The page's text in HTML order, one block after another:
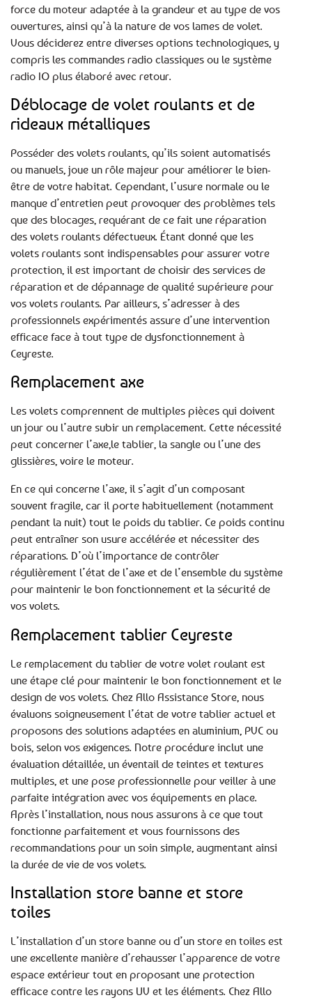
force du moteur adaptée à la grandeur et au type de vos
ouvertures, ainsi qu’à la nature de vos lames de volet.
Vous déciderez entre diverses options technologiques, y
compris les commandes radio classiques ou le système
radio IO plus élaboré avec retour.
Déblocage de volet roulants et de
rideaux métalliques
Posséder des volets roulants, qu’ils soient automatisés
ou manuels, joue un rôle majeur pour améliorer le bien-
être de votre habitat. Cependant, l’usure normale ou le
manque d’entretien peut provoquer des problèmes tels
que des blocages, requérant de ce fait une réparation
des volets roulants défectueux. Étant donné que les
volets roulants sont indispensables pour assurer votre
protection, il est important de choisir des services de
réparation et de dépannage de qualité supérieure pour
vos volets roulants. Par ailleurs, s’adresser à des
professionnels expérimentés assure d’une intervention
efficace face à tout type de dysfonctionnement à
Ceyreste.
Remplacement axe
Les volets comprennent de multiples pièces qui doivent
un jour ou l’autre subir un remplacement. Cette nécessité
peut concerner l’axe,le tablier, la sangle ou l’une des
glissières, voire le moteur.
En ce qui concerne l’axe, il s’agit d’un composant
souvent fragile, car il porte habituellement (notamment
pendant la nuit) tout le poids du tablier. Ce poids continu
peut entraîner son usure accélérée et nécessiter des
réparations. D’où l’importance de contrôler
régulièrement l’état de l’axe et de l’ensemble du système
pour maintenir le bon fonctionnement et la sécurité de
vos volets.
Remplacement tablier Ceyreste
Le remplacement du tablier de votre volet roulant est
une étape clé pour maintenir le bon fonctionnement et le
design de vos volets. Chez Allo Assistance Store, nous
évaluons soigneusement l’état de votre tablier actuel et
proposons des solutions adaptées en aluminium, PVC ou
bois, selon vos exigences. Notre procédure inclut une
évaluation détaillée, un éventail de teintes et textures
multiples, et une pose professionnelle pour veiller à une
parfaite intégration avec vos équipements en place.
Après l’installation, nous nous assurons à ce que tout
fonctionne parfaitement et vous fournissons des
recommandations pour un soin simple, augmentant ainsi
la durée de vie de vos volets.
Installation store banne et store
toiles
L’installation d’un store banne ou d’un store en toiles est
une excellente manière d’rehausser l’apparence de votre
espace extérieur tout en proposant une protection
efficace contre les rayons UV et les éléments. Chez Allo